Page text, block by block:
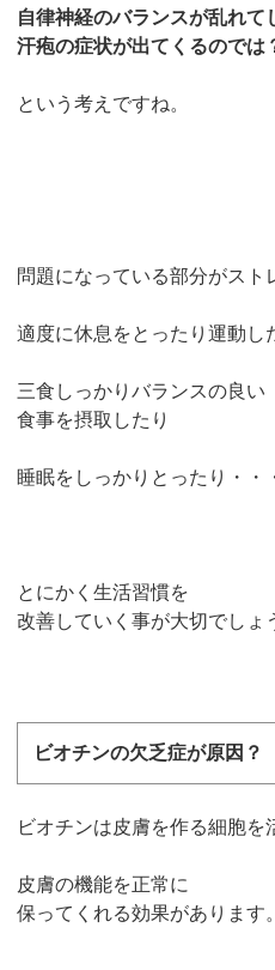
自律神経のバランスが乱れて
汗疱の症状が出てくるのでは
という考えですね。
問題になっている部分がスト
適度に休息をとったり運動し
三食しっかりバランスの良い
食事を摂取したり
睡眠をしっかりとったり・・
とにかく生活習慣を
改善していく事が大切でしょ
ビオチンの欠乏症が原因？
ビオチンは皮膚を作る細胞を
皮膚の機能を正常に
保ってくれる効果があります。